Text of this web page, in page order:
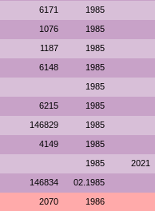
6171 1985
1076 1985
1187 1985
6148 1985
1985
6215 1985
146829 1985
4149 1985
1985 2021
146834 02.1985
2070 1986